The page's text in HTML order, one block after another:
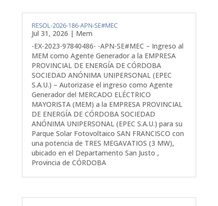
RESOL-2026-186-APN-SE#MEC
Jul 31, 2026 | Mem
-EX-2023-97840486- -APN-SE#MEC – Ingreso al
MEM como Agente Generador a la EMPRESA
PROVINCIAL DE ENERGÍA DE CÓRDOBA
SOCIEDAD ANÓNIMA UNIPERSONAL (EPEC
S.A.U.) – Autorizase el ingreso como Agente
Generador del MERCADO ELÉCTRICO
MAYORISTA (MEM) a la EMPRESA PROVINCIAL
DE ENERGÍA DE CÓRDOBA SOCIEDAD
ANÓNIMA UNIPERSONAL (EPEC S.A.U.) para su
Parque Solar Fotovoltaico SAN FRANCISCO con
una potencia de TRES MEGAVATIOS (3 MW),
ubicado en el Departamento San Justo ,
Provincia de CÓRDOBA